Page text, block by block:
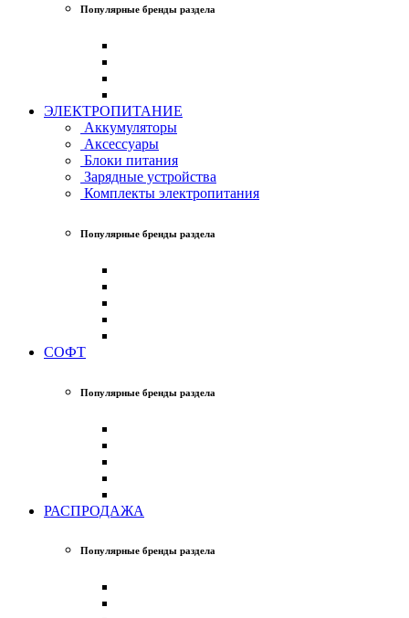
Популярные бренды раздела
ЭЛЕКТРОПИТАНИЕ
Аккумуляторы
Аксессуары
Блоки питания
Зарядные устройства
Комплекты электропитания
Популярные бренды раздела
СОФТ
Популярные бренды раздела
РАСПРОДАЖА
Популярные бренды раздела